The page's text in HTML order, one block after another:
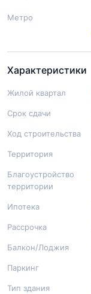
Метро
Характеристики
Жилой квартал
Срок сдачи
Ход строительства
Территория
Благоустройство
территории
Ипотека
Рассрочка
Балкон/Лоджия
Паркинг
Тип здания